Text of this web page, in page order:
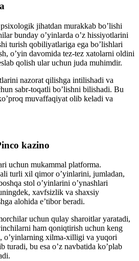
jihatdan murakkab bo’lishi
bunday o’yinlarda o’z hissiyotlarini
turish qobiliyatlariga ega bo’lishlari
o’yin davomida tez-tez xatolarni oldini
qolish ular uchun juda muhimdir.
nazorat qilishga intilishadi va
sabr-toqatli bo’lishni bilishadi. Bu
muvaffaqiyat olib keladi va
kazino
uchun mukammal platforma.
turli xil qimor o’yinlarini, jumladan,
stol o’yinlarini o’ynashlari
xavfsizlik va shaxsiy
alohida e’tibor beradi.
uchun qulay sharoitlar yaratadi,
ham qoniqtirish uchun keng
o’yinlarning xilma-xilligi va yuqori
turadi, bu esa o’z navbatida ko’plab